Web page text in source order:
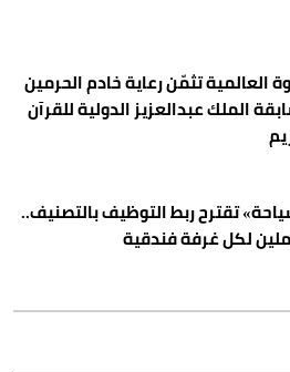
العالمية تثمّن رعاية خادم الحرمين
الملك عبدالعزيز الدولية للقرآن
تقترح ربط التوظيف بالتصنيف..